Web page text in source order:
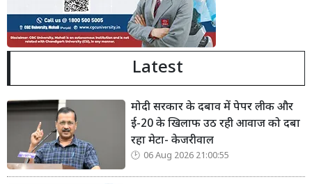
Latest
मोदी सरकार के दबाव में पेपर लीक और
ई-20 के खिलाफ उठ रही आवाज को दबा
रहा मेटा- केजरीवाल
06 Aug 2026 21:00:55